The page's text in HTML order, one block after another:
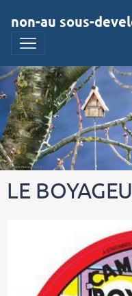
non-au sous-
LE